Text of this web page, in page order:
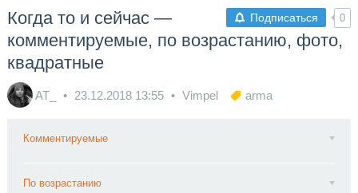
Подписаться 0
Когда то и сейчас —
комментируемые, по возрастанию, фото,
квадратные
AT_ 23.12.2018 13:55 Vimpel arma
Комментируемые
По возрастанию